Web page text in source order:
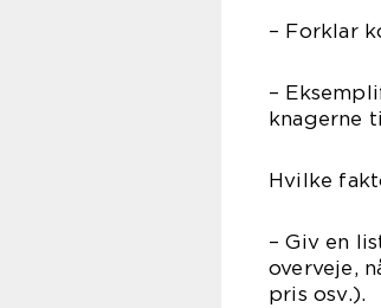
– Forklar
–
knagerne
Hvilke
– Giv en
overveje,
pris osv.).